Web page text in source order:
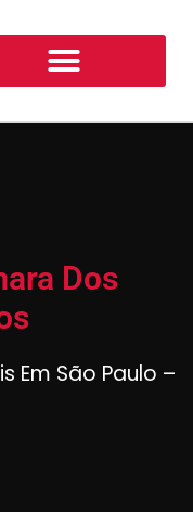
Dos
Em São Paulo –